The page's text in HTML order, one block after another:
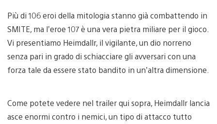
Più di 106 eroi della mitologia stanno già combattendo in
SMITE, ma l’eroe 107 è una vera pietra miliare per il gioco.
Vi presentiamo Heimdallr, il vigilante, un dio norreno
senza pari in grado di schiacciare gli avversari con una
forza tale da essere stato bandito in un’altra dimensione.
Come potete vedere nel trailer qui sopra, Heimdallr lancia
asce enormi contro i nemici, un tipo di attacco tutto